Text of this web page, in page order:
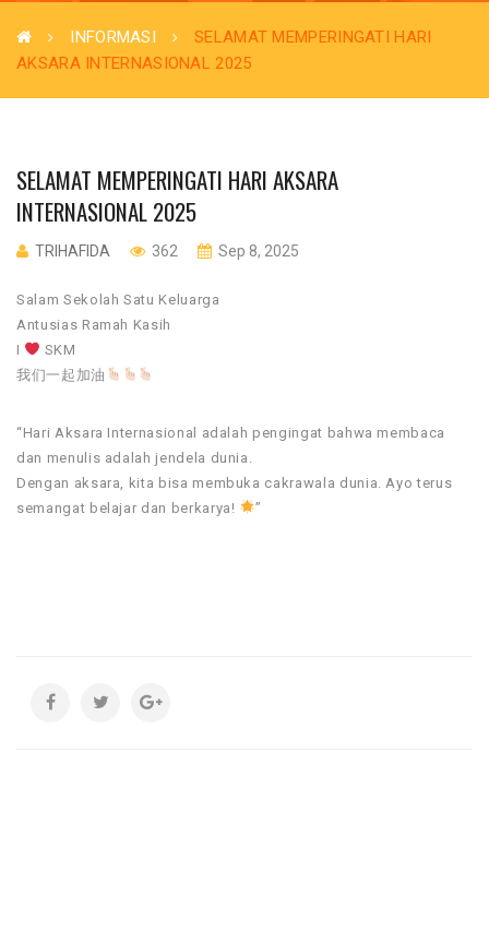
INFORMASI
SELAMAT MEMPERINGATI HARI
AKSARA INTERNASIONAL 2025
SELAMAT MEMPERINGATI HARI AKSARA
INTERNASIONAL 2025
TRIHAFIDA 362 Sep 8, 2025
Salam Sekolah Satu Keluarga
Antusias Ramah Kasih
I
SKM
我们一起加油
“Hari Aksara Internasional adalah pengingat bahwa membaca
dan menulis adalah jendela dunia.
Dengan aksara, kita bisa membuka cakrawala dunia. Ayo terus
semangat belajar dan berkarya!
”